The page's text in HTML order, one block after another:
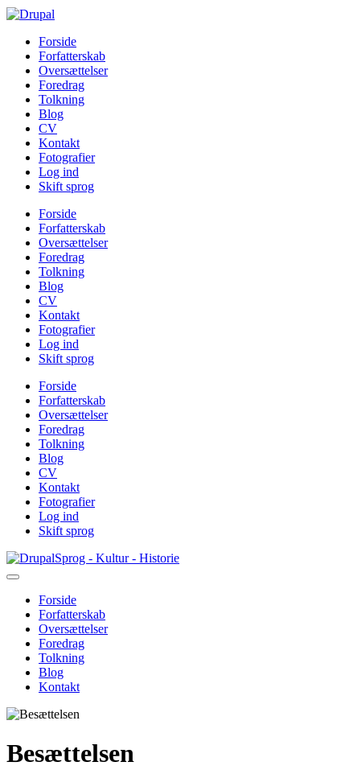
Forside
Forfatterskab
Oversættelser
Foredrag
Tolkning
Blog
CV
Kontakt
Fotografier
Log ind
Skift sprog
Forside
Forfatterskab
Oversættelser
Foredrag
Tolkning
Blog
CV
Kontakt
Fotografier
Log ind
Skift sprog
Forside
Forfatterskab
Oversættelser
Foredrag
Tolkning
Blog
CV
Kontakt
Fotografier
Log ind
Skift sprog
Gå
til
Sprog - Kultur - Historie
Primær
navigation
Forside
Forfatterskab
Oversættelser
Foredrag
Tolkning
Blog
Kontakt
Besættelsen